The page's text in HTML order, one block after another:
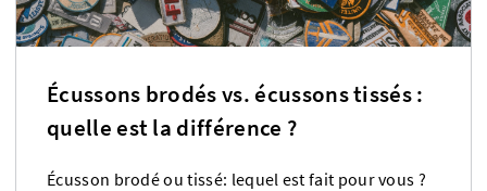
Écussons brodés vs. écussons tissés :
quelle est la différence ?
Écusson brodé ou tissé: lequel est fait pour vous ?